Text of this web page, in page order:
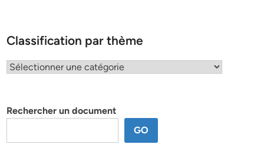
Classification par thème
Classification
Rechercher un document
GO